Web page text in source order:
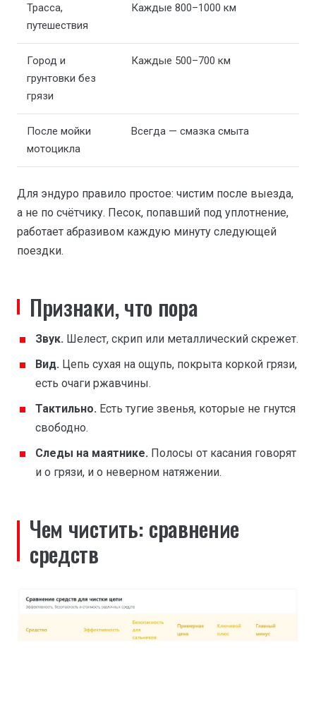
Трасса,
путешествия
Каждые 800–1000 км
Город и
грунтовки без
грязи
Каждые 500–700 км
После мойки
мотоцикла
Всегда — смазка смыта
Для эндуро правило простое: чистим после выезда,
а не по счётчику. Песок, попавший под уплотнение,
работает абразивом каждую минуту следующей
поездки.
Признаки, что пора
Звук. Шелест, скрип или металлический скрежет.
Вид. Цепь сухая на ощупь, покрыта коркой грязи,
есть очаги ржавчины.
Тактильно. Есть тугие звенья, которые не гнутся
свободно.
Следы на маятнике. Полосы от касания говорят
и о грязи, и о неверном натяжении.
Чем чистить: сравнение
средств